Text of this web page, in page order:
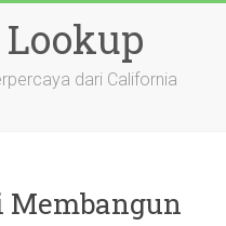
dari California
Membangun